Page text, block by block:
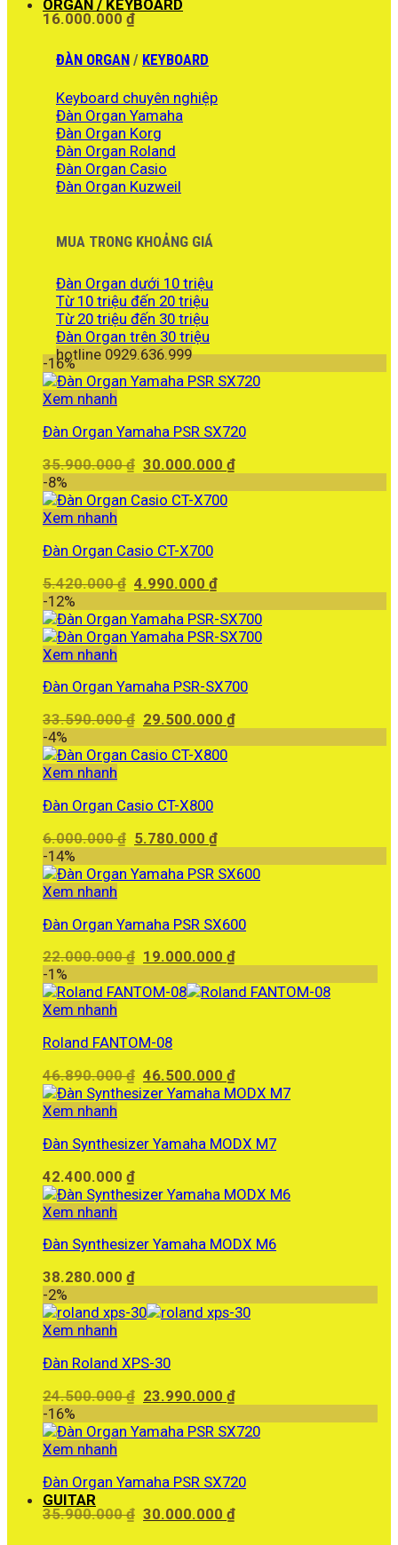
16.000.000 ₫
ORGAN / KEYBOARD
ĐÀN ORGAN / KEYBOARD
Keyboard chuyên nghiệp
Đàn Organ Yamaha
Đàn Organ Korg
Đàn Organ Roland
Đàn Organ Casio
Đàn Organ Kuzweil
MUA TRONG KHOẢNG GIÁ
Đàn Organ dưới 10 triệu
Từ 10 triệu đến 20 triệu
Từ 20 triệu đến 30 triệu
Đàn Organ trên 30 triệu
hotline 0929.636.999
-16%
Xem nhanh
Đàn Organ Yamaha PSR SX720
35.900.000₫ Giá
là:
30.000.000₫Giá
-8%
Xem nhanh
Đàn Organ Casio CT-X700
5.420.000₫ Giá
là:
5.420.000 ₫.
4.990.000₫Giá
tại
là:
-12%
Xem nhanh
Đàn Organ Yamaha PSR-SX700
33.590.000₫ Giá
là:
29.500.000₫Giá
-4%
Xem nhanh
Đàn Organ Casio CT-X800
6.000.000₫ Giá
là:
5.780.000₫Giá
tại
-14%
Xem nhanh
Đàn Organ Yamaha PSR SX600
22.000.000₫ Giá
là:
19.000.000₫Giá
tại
-1%
Xem nhanh
Roland FANTOM-08
46.890.000₫ Giá
gốc
46.500.000₫Giá
hiện
46.500.000 ₫.
Xem nhanh
Đàn Synthesizer Yamaha MODX M7
42.400.000 ₫
Xem nhanh
Đàn Synthesizer Yamaha MODX M6
38.280.000 ₫
-2%
Xem nhanh
Đàn Roland XPS-30
24.500.000₫ Giá
là:
23.990.000₫Giá
tại
-16%
Xem nhanh
Đàn Organ Yamaha PSR SX720
35.900.000₫ Giá
30.000.000₫Giá
GUITAR